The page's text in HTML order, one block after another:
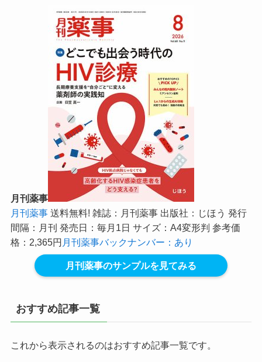
月刊薬事
月刊薬事送料無料! 雑誌：月刊薬事 出版社：じほう 発行
間隔：月刊 発売日：毎月1日 サイズ：A4変形判 参考価
格：2,365円 月刊薬事バックナンバー：あり
月刊薬事のサンプルを見てみる
おすすめ記事一覧
これから表示されるのはおすすめ記事一覧です。